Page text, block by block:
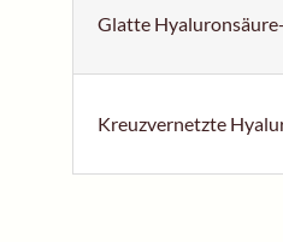
Glatte
Kreuzvernetzte